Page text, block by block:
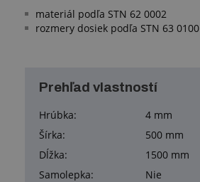
materiál podľa STN 62 0002
rozmery dosiek podľa STN 63 0100
Prehľad vlastností
Hrúbka:
4 mm
Šírka:
500 mm
Dĺžka:
1500 mm
Samolepka:
Nie